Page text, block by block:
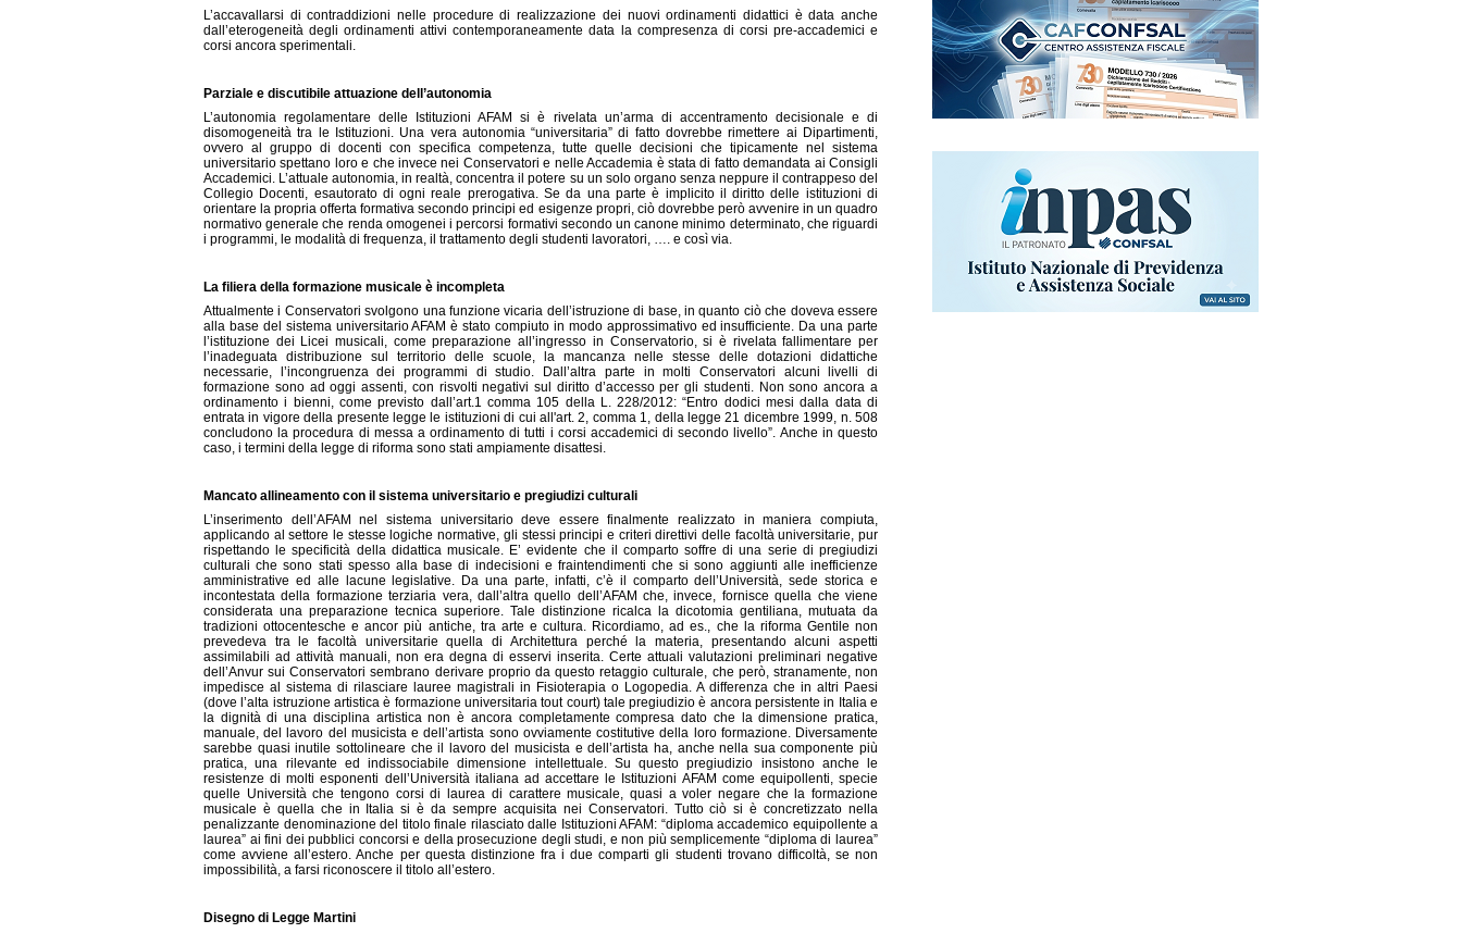
L’accavallarsi di contraddizioni nelle procedure di realizzazione dei nuovi ordinamenti didattici è data anche
dall’eterogeneità degli ordinamenti attivi contemporaneamente data la compresenza di corsi pre-accademici e
corsi ancora sperimentali.
Parziale e discutibile attuazione dell’autonomia
L’autonomia regolamentare delle Istituzioni AFAM si è rivelata un’arma di accentramento decisionale e di
disomogeneità tra le Istituzioni. Una vera autonomia “universitaria” di fatto dovrebbe rimettere ai Dipartimenti,
ovvero al gruppo di docenti con specifica competenza, tutte quelle decisioni che tipicamente nel sistema
universitario spettano loro e che invece nei Conservatori e nelle Accademia è stata di fatto demandata ai Consigli
Accademici. L’attuale autonomia, in realtà, concentra il potere su un solo organo senza neppure il contrappeso del
Collegio Docenti, esautorato di ogni reale prerogativa. Se da una parte è implicito il diritto delle istituzioni di
orientare la propria offerta formativa secondo principi ed esigenze propri, ciò dovrebbe però avvenire in un quadro
normativo generale che renda omogenei i percorsi formativi secondo un canone minimo determinato, che riguardi
i programmi, le modalità di frequenza, il trattamento degli studenti lavoratori, …. e così via.
La filiera della formazione musicale è incompleta
Attualmente i Conservatori svolgono una funzione vicaria dell’istruzione di base, in quanto ciò che doveva essere
alla base del sistema universitario AFAM è stato compiuto in modo approssimativo ed insufficiente. Da una parte
l’istituzione dei Licei musicali, come preparazione all’ingresso in Conservatorio, si è rivelata fallimentare per
l’inadeguata distribuzione sul territorio delle scuole, la mancanza nelle stesse delle dotazioni didattiche
necessarie, l’incongruenza dei programmi di studio. Dall’altra parte in molti Conservatori alcuni livelli di
formazione sono ad oggi assenti, con risvolti negativi sul diritto d’accesso per gli studenti. Non sono ancora a
ordinamento i bienni, come previsto dall’art.1 comma 105 della L. 228/2012: “Entro dodici mesi dalla data di
entrata in vigore della presente legge le istituzioni di cui all'art. 2, comma 1, della legge 21 dicembre 1999, n. 508
concludono la procedura di messa a ordinamento di tutti i corsi accademici di secondo livello”. Anche in questo
caso, i termini della legge di riforma sono stati ampiamente disattesi.
Mancato allineamento con il sistema universitario e pregiudizi culturali
L’inserimento dell’AFAM nel sistema universitario deve essere finalmente realizzato in maniera compiuta,
applicando al settore le stesse logiche normative, gli stessi principi e criteri direttivi delle facoltà universitarie, pur
rispettando le specificità della didattica musicale. E’ evidente che il comparto soffre di una serie di pregiudizi
culturali che sono stati spesso alla base di indecisioni e fraintendimenti che si sono aggiunti alle inefficienze
amministrative ed alle lacune legislative. Da una parte, infatti, c’è il comparto dell’Università, sede storica e
incontestata della formazione terziaria vera, dall’altra quello dell’AFAM che, invece, fornisce quella che viene
considerata una preparazione tecnica superiore. Tale distinzione ricalca la dicotomia gentiliana, mutuata da
tradizioni ottocentesche e ancor più antiche, tra arte e cultura. Ricordiamo, ad es., che la riforma Gentile non
prevedeva tra le facoltà universitarie quella di Architettura perché la materia, presentando alcuni aspetti
assimilabili ad attività manuali, non era degna di esservi inserita. Certe attuali valutazioni preliminari negative
dell’Anvur sui Conservatori sembrano derivare proprio da questo retaggio culturale, che però, stranamente, non
impedisce al sistema di rilasciare lauree magistrali in Fisioterapia o Logopedia. A differenza che in altri Paesi
(dove l’alta istruzione artistica è formazione universitaria tout court) tale pregiudizio è ancora persistente in Italia e
la dignità di una disciplina artistica non è ancora completamente compresa dato che la dimensione pratica,
manuale, del lavoro del musicista e dell’artista sono ovviamente costitutive della loro formazione. Diversamente
sarebbe quasi inutile sottolineare che il lavoro del musicista e dell’artista ha, anche nella sua componente più
pratica, una rilevante ed indissociabile dimensione intellettuale. Su questo pregiudizio insistono anche le
resistenze di molti esponenti dell’Università italiana ad accettare le Istituzioni AFAM come equipollenti, specie
quelle Università che tengono corsi di laurea di carattere musicale, quasi a voler negare che la formazione
musicale è quella che in Italia si è da sempre acquisita nei Conservatori. Tutto ciò si è concretizzato nella
penalizzante denominazione del titolo finale rilasciato dalle Istituzioni AFAM: “diploma accademico equipollente a
laurea” ai fini dei pubblici concorsi e della prosecuzione degli studi, e non più semplicemente “diploma di laurea”
come avviene all’estero. Anche per questa distinzione fra i due comparti gli studenti trovano difficoltà, se non
impossibilità, a farsi riconoscere il titolo all’estero.
Disegno di Legge Martini